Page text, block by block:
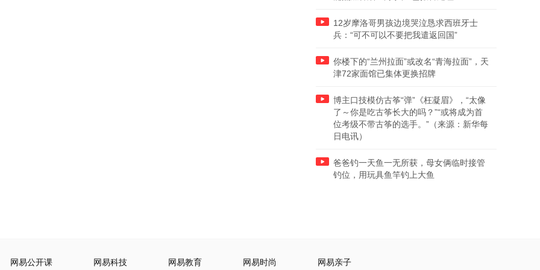
12岁摩洛哥男孩边境哭泣恳求西班牙士
兵：“可不可以不要把我遣返回国”
你楼下的“兰州拉面”或改名“青海拉面”，天
津72家面馆已集体更换招牌
博主口技模仿古筝“弹”《枉凝眉》，“太像
了～你是吃古筝长大的吗？”“或将成为首
位考级不带古筝的选手。”（来源：新华每
日电讯）
爸爸钓一天鱼一无所获，母女俩临时接管
钓位，用玩具鱼竿钓上大鱼
网易公开课 网易科技 网易教育 网易时尚 网易亲子